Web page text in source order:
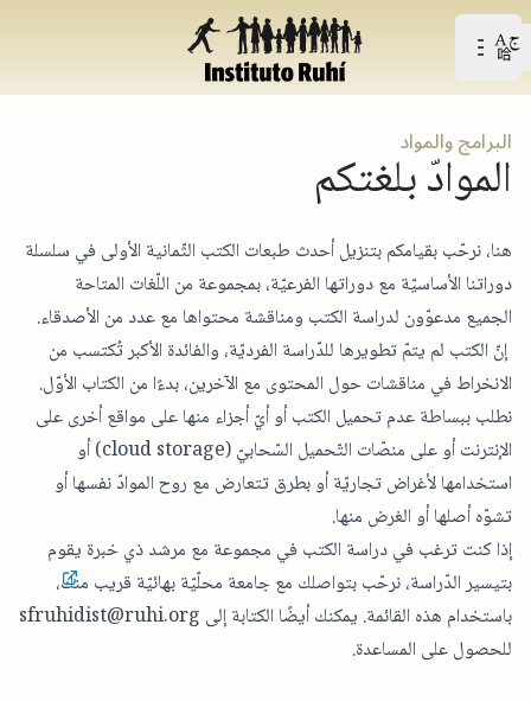
افتح القائمة الرّئيسيّة
Open user menu
البرامج والمواد
الموادّ بلغتكم
هنا، نرحّب بقيامكم بتنزيل أحدث طبعات الكتب الثّمانية الأولى في سلسلة
دوراتنا الأساسيّة مع دوراتها الفرعيّة، بمجموعة من اللّغات المتاحة
الجميع مدعوّون لدراسة الكتب ومناقشة محتواها مع عدد من الأصدقاء.
إنّ الكتب لم يتمّ تطويرها للدّراسة الفرديّة، والفائدة الأكبر تُكتسب من
الانخراط في مناقشات حول المحتوى مع الآخرين، بدءًا من الكتاب الأوّل.
نطلب ببساطة عدم تحميل الكتب أو أيّ أجزاء منها على مواقع أخرى على
الإنترنت أو على منصّات التّحميل السّحابيّ (cloud storage) أو
استخدامها لأغراض تجاريّة أو بطرق تتعارض مع روح الموادّ نفسها أو
تشوّه أصلها أو الغرض منها.
إذا كنت ترغب في دراسة الكتب في مجموعة مع مرشد ذي خبرة يقوم
بتيسير الدّراسة،نرحّب بتواصلك مع جامعة محلّيّة بهائيّة قريب منك،
باستخدام هذه القائمة. يمكنك أيضًا الكتابة إلى sfruhidist@ruhi.org
للحصول على المساعدة.